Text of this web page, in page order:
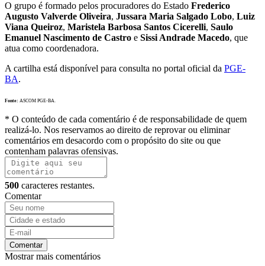
O grupo é formado pelos procuradores do Estado Frederico
Augusto Valverde Oliveira, Jussara Maria Salgado Lobo, Luiz
Viana Queiroz, Maristela Barbosa Santos Cicerelli, Saulo
Emanuel Nascimento de Castro e Sissi Andrade Macedo, que
atua como coordenadora.
A cartilha está disponível para consulta no portal oficial da PGE-
BA.
Fonte: ASCOM PGE-BA.
* O conteúdo de cada comentário é de responsabilidade de quem
realizá-lo. Nos reservamos ao direito de reprovar ou eliminar
comentários em desacordo com o propósito do site ou que
contenham palavras ofensivas.
500 caracteres restantes.
Comentar
Comentar
Mostrar mais comentários